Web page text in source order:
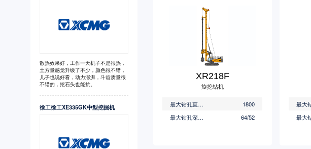
散热效果好，工作一天机子不是很热，
土方量感觉升级了不少，颜色很不错，
儿子也说好看，动力澎湃，斗齿质量很
不错的，挖石头也能抗。
徐工徐工XE335GK中型挖掘机
XR218F
旋挖钻机
最大钻孔直径(mm)
1800
最大钻孔深度(m)
64/52